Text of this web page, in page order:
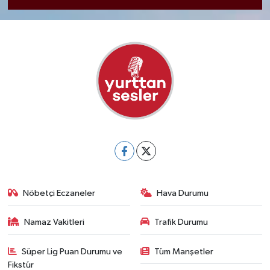
Nöbetçi Eczaneler Hava Durumu
Namaz Vakitleri Trafik Durumu
Süper Lig Puan Durumu ve
Fikstür
Tüm Manşetler